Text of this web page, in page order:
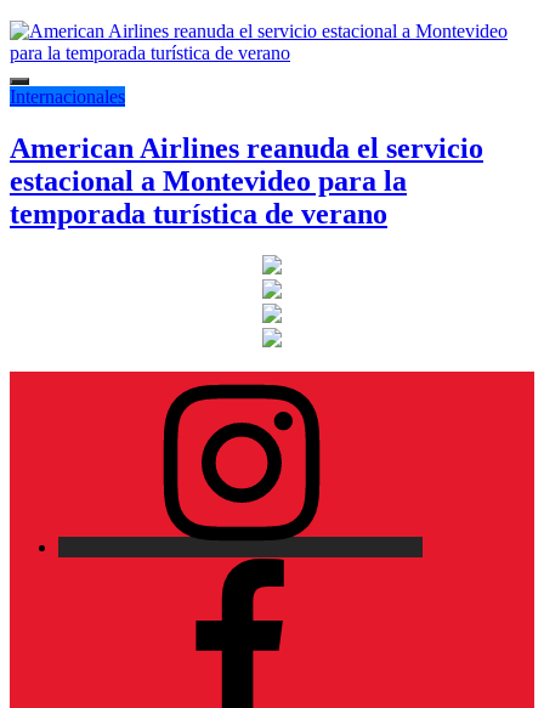
Internacionales
American Airlines reanuda el servicio
estacional a Montevideo para la
temporada turística de verano